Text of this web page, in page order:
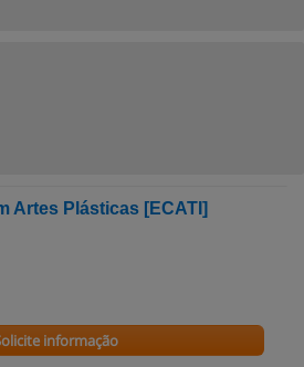
Artes Plásticas [ECATI]
informação